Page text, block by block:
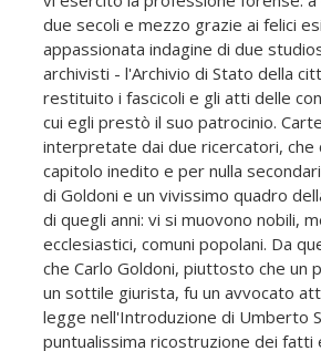
due secoli e mezzo grazie ai felici
appassionata indagine di due
archivisti - l'Archivio di Stato della
restituito i fascicoli e gli atti delle
cui egli prestò il suo patrocinio.
interpretate dai due ricercatori, che
capitolo inedito e per nulla
di Goldoni e un vivissimo quadro
di quegli anni: vi si muovono nobili,
ecclesiastici, comuni popolani. Da
che Carlo Goldoni, piuttosto che un
un sottile giurista, fu un avvocato
legge nell'Introduzione di Umberto
puntualissima ricostruzione dei fatti